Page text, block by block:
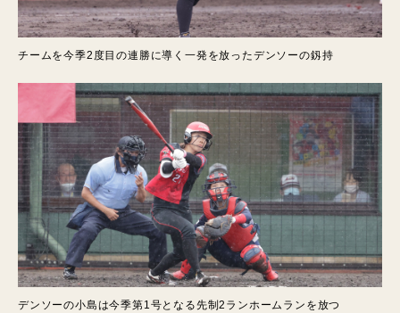
チームを今季2度目の連勝に導く一発を放ったデンソーの釼持
デンソーの小島は今季第1号となる先制2ランホームランを放つ